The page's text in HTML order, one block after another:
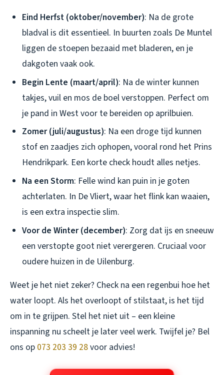
Eind Herfst (oktober/november): Na de grote
bladval is dit essentieel. In buurten zoals De Muntel
liggen de stoepen bezaaid met bladeren, en je
dakgoten vaak ook.
Begin Lente (maart/april): Na de winter kunnen
takjes, vuil en mos de boel verstoppen. Perfect om
je pand in West voor te bereiden op aprilbuien.
Zomer (juli/augustus): Na een droge tijd kunnen
stof en zaadjes zich ophopen, vooral rond het Prins
Hendrikpark. Een korte check houdt alles netjes.
Na een Storm: Felle wind kan puin in je goten
achterlaten. In De Vliert, waar het flink kan waaien,
is een extra inspectie slim.
Voor de Winter (december): Zorg dat ijs en sneeuw
een verstopte goot niet verergeren. Cruciaal voor
oudere huizen in de Uilenburg.
Weet je het niet zeker? Check na een regenbui hoe het
water loopt. Als het overloopt of stilstaat, is het tijd
om in te grijpen. Stel het niet uit – een kleine
inspanning nu scheelt je later veel werk. Twijfel je? Bel
ons op 073 203 39 28voor advies!